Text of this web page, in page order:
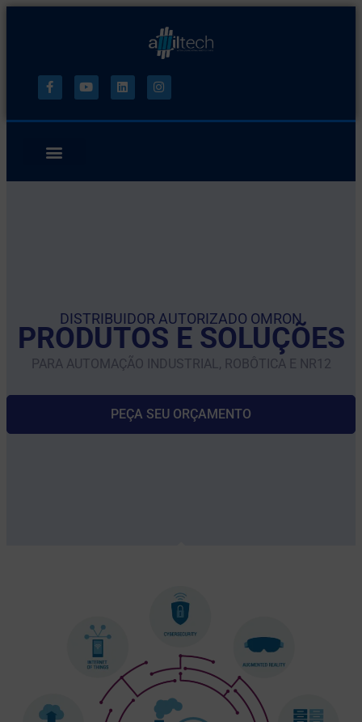
DISTRIBUIDOR AUTORIZADO OMRON
PRODUTOS E SOLUÇÕES
PARA AUTOMAÇÃO INDUSTRIAL, ROBÔTICA E NR12
PEÇA SEU ORÇAMENTO